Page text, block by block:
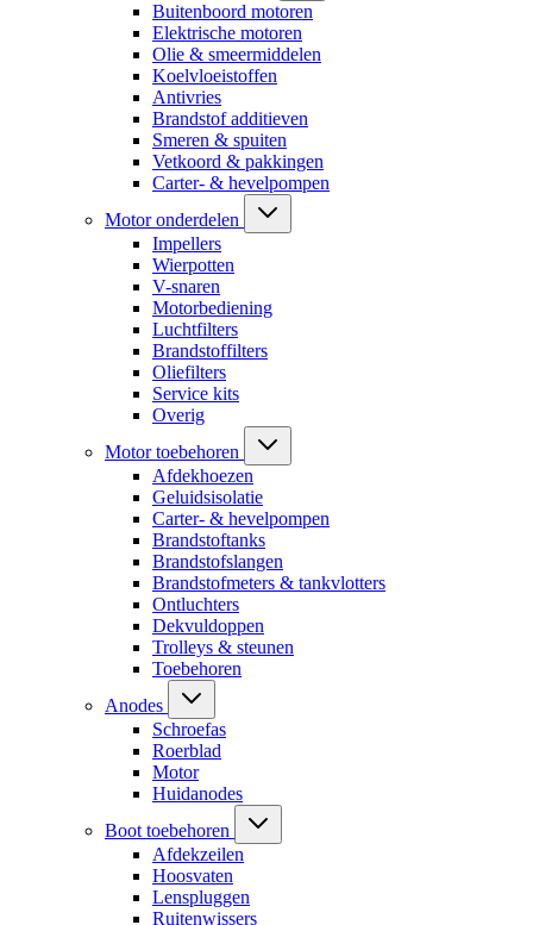
Buitenboord motoren
Elektrische motoren
Olie & smeermiddelen
Koelvloeistoffen
Antivries
Brandstof additieven
Smeren & spuiten
Vetkoord & pakkingen
Carter- & hevelpompen
Motor onderdelen
Impellers
Wierpotten
V-snaren
Motorbediening
Luchtfilters
Brandstoffilters
Oliefilters
Service kits
Overig
Motor toebehoren
Afdekhoezen
Geluidsisolatie
Carter- & hevelpompen
Brandstoftanks
Brandstofslangen
Brandstofmeters & tankvlotters
Ontluchters
Dekvuldoppen
Trolleys & steunen
Toebehoren
Anodes
Schroefas
Roerblad
Motor
Huidanodes
Boot toebehoren
Afdekzeilen
Hoosvaten
Lenspluggen
Ruitenwissers